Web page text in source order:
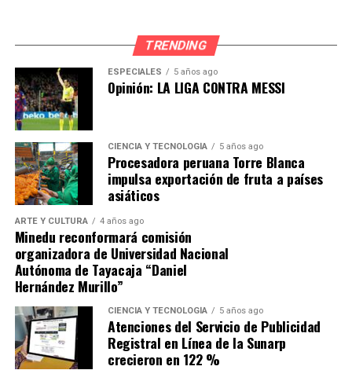
TRENDING
ESPECIALES 5 años ago
Opinión: LA LIGA CONTRA MESSI
CIENCIA Y TECNOLOGÍA 5 años ago
Procesadora peruana Torre Blanca
impulsa exportación de fruta a países
asiáticos
ARTE Y CULTURA 4 años ago
Minedu reconformará comisión
organizadora de Universidad Nacional
Autónoma de Tayacaja “Daniel
Hernández Murillo”
CIENCIA Y TECNOLOGÍA 5 años ago
Atenciones del Servicio de Publicidad
Registral en Línea de la Sunarp
crecieron en 122 %